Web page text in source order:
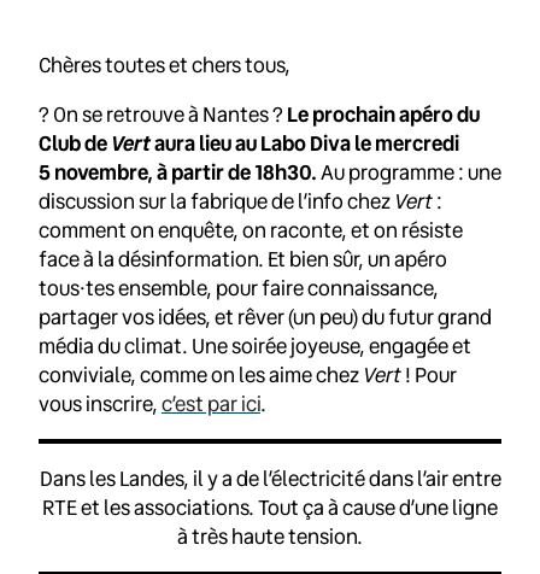
Chères toutes et chers tous,
? On se retrouve à Nantes ? Le prochain apéro du
Club de Vertaura lieu au Labo Diva le mercredi
5 novembre, à partir de 18h30.Au programme : une
discussion sur la fabrique de l’info chez Vert:
comment on enquête, on raconte, et on résiste
face à la désinformation. Et bien sûr, un apéro
tous·tes ensemble, pour faire connaissance,
partager vos idées, et rêver (un peu) du futur grand
média du climat. Une soirée joyeuse, engagée et
conviviale, comme on les aime chez Vert! Pour
vous inscrire,c’est par ici.
Dans les Landes, il y a de l’électricité dans l’air entre
RTE et les associations. Tout ça à cause d’une ligne
à très haute tension.